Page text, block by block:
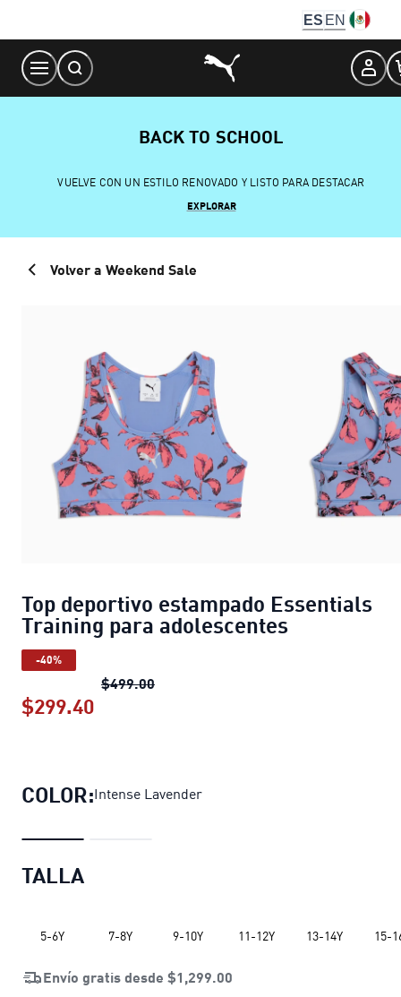
Content
ES EN
BACK TO SCHOOL
VUELVE CON UN ESTILO RENOVADO Y LISTO PARA DESTACAR
EXPLORAR
Volver a Weekend Sale
Top deportivo estampado Essentials
Training para adolescentes
-40%
$499.00Top deportivo estampado Essentials
$299.40
COLOR:Intense Lavender
TALLA
5-6Y 7-8Y 9-10Y 11-12Y 13-14Y 15-
Envío gratis desde $1,299.00